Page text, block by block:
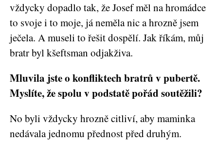
vždycky dopadlo tak, že Josef měl na hromádce
to svoje i to moje, já neměla nic a hrozně jsem
ječela. A museli to řešit dospělí. Jak říkám, můj
bratr byl kšeftsman odjakživa.
Mluvila jste o konfliktech bratrů v pubertě.
Myslíte, že spolu v podstatě pořád soutěžili?
No byli vždycky hrozně citliví, aby maminka
nedávala jednomu přednost před druhým.